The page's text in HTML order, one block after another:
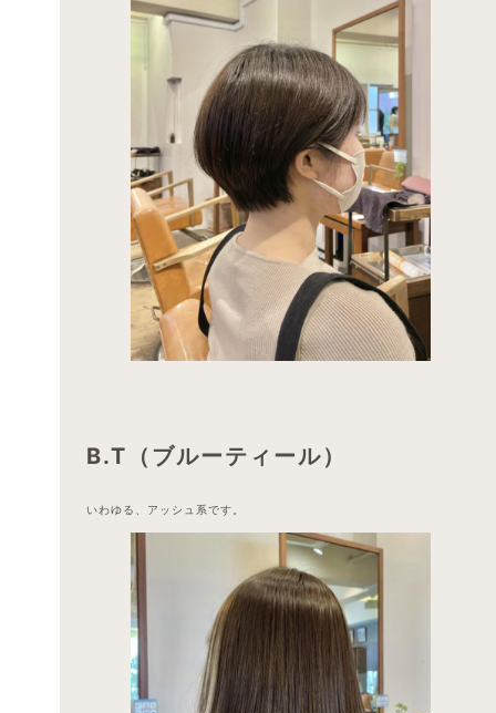
B.T（ブルーティール）
いわゆる、アッシュ系です。